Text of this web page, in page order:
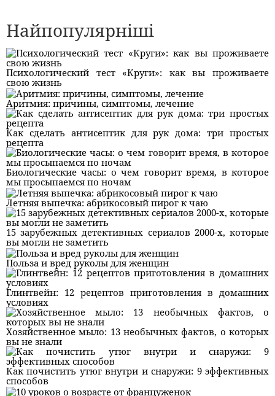
Найпопулярніші
Психологический тест «Круги»: как вы проживаете
свою жизнь
Аритмия: причины, симптомы, лечение
Как сделать антисептик для рук дома: три простых
рецепта
Биологические часы: о чем говорит время, в которое
мы просыпаемся по ночам
Летняя выпечка: абрикосовый пирог к чаю
15 зарубежных детективных сериалов 2000-х, которые
вы могли не заметить
Польза и вред руколы для женщин
Глинтвейн: 12 рецептов приготовления в домашних
условиях
Хозяйственное мыло: 13 необычных фактов, о которых
вы не знали
Как почистить утюг внутри и снаружи: 9 эффективных
способов